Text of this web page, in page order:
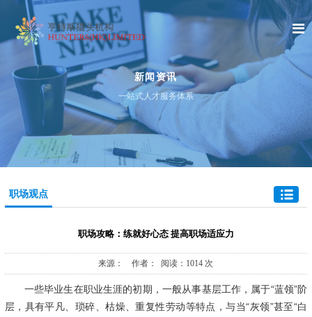
新闻资讯
一站式人才服务体系
职场观点
职场攻略：练就好心态 提高职场适应力
来源： 作者： 阅读：1014 次
一些毕业生在职业生涯的初期，一般从事基层工作，属于“蓝领”阶
层，具有平凡、琐碎、枯燥、重复性劳动等特点，与当“灰领”甚至“白